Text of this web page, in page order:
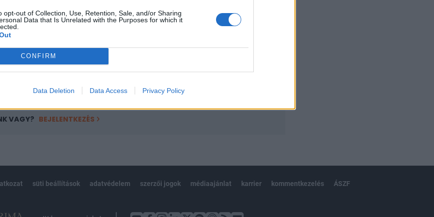
opt-out of Collection, Use, Retention, Sale, and/or Sharing
Data that Is Unrelated with the Purposes for which it
CONFIRM
Data Deletion Data Access Privacy Policy
tartalmazza:
cikkarchívum
elmúlt 2 év napon belüli
VAGY? BEJELENTKEZÉS
süti beállítások adatvédelem szerzői jogok médiaajánlat karrier kommentkezelés ÁSZF